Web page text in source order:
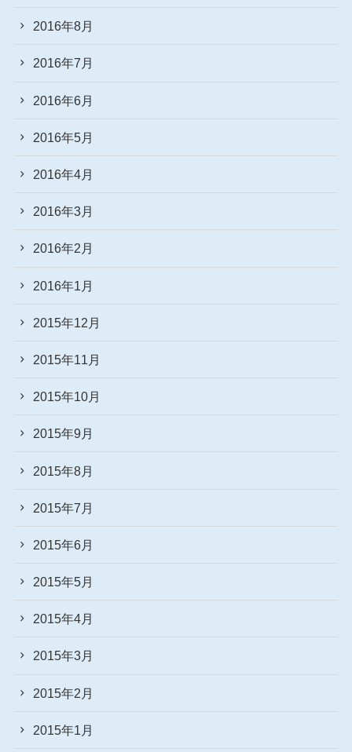
2016年8月
2016年7月
2016年6月
2016年5月
2016年4月
2016年3月
2016年2月
2016年1月
2015年12月
2015年11月
2015年10月
2015年9月
2015年8月
2015年7月
2015年6月
2015年5月
2015年4月
2015年3月
2015年2月
2015年1月